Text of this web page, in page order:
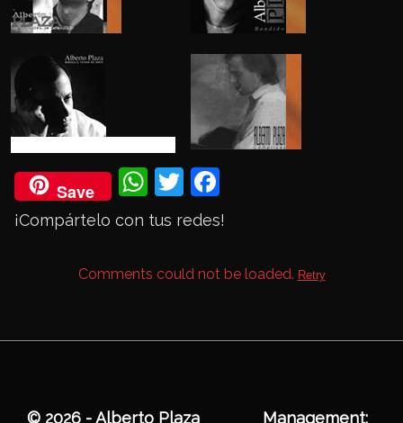
Save
Wh
ats
p
Twi
tter
eb
¡Compártelo con tus redes!
Comments could not be loaded. Retry
© 2026 - Alberto Plaza Management: